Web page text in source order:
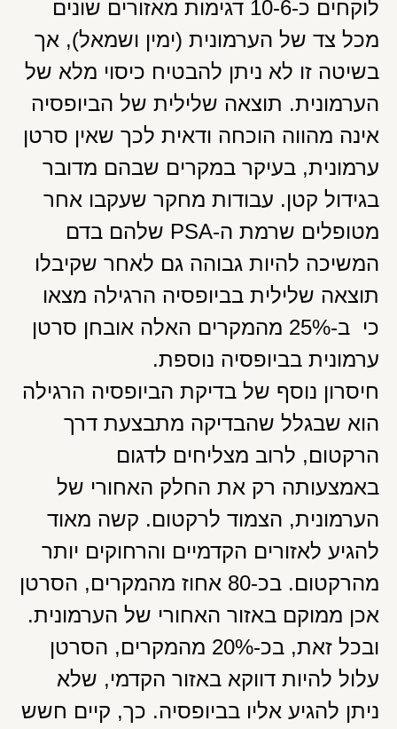
לוקחים כ-10-6 דגימות מאזורים שונים
מכל צד של הערמונית (ימין ושמאל), אך
בשיטה זו לא ניתן להבטיח כיסוי מלא של
הערמונית. תוצאה שלילית של הביופסיה
אינה מהווה הוכחה ודאית לכך שאין סרטן
ערמונית, בעיקר במקרים שבהם מדובר
בגידול קטן. עבודות מחקר שעקבו אחר
מטופלים שרמת ה-PSA שלהם בדם
המשיכה להיות גבוהה גם לאחר שקיבלו
תוצאה שלילית בביופסיה הרגילה מצאו
כי ב-25% מהמקרים האלה אובחן סרטן
ערמונית בביופסיה נוספת.
חיסרון נוסף של בדיקת הביופסיה הרגילה
הוא שבגלל שהבדיקה מתבצעת דרך
הרקטום, לרוב מצליחים לדגום
באמצעותה רק את החלק האחורי של
הערמונית, הצמוד לרקטום. קשה מאוד
להגיע לאזורים הקדמיים והרחוקים יותר
מהרקטום. בכ-80 אחוז מהמקרים, הסרטן
אכן ממוקם באזור האחורי של הערמונית.
ובכל זאת, בכ-20% מהמקרים, הסרטן
עלול להיות דווקא באזור הקדמי, שלא
ניתן להגיע אליו בביופסיה. כך, קיים חשש